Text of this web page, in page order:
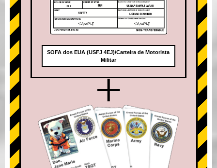
SOFA dos EUA (USFJ 4EJ)/Carteira de Motorista
Militar
+